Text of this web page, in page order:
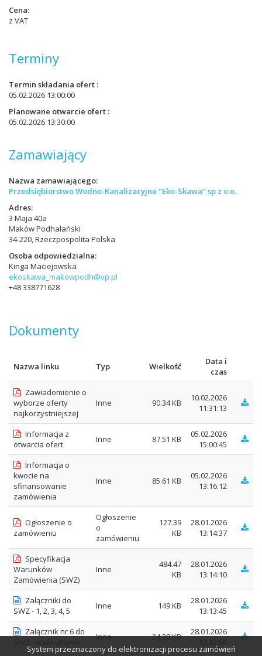
Cena
z VAT
Terminy
Termin składania ofert
05.02.2026 13:00:00
Planowane otwarcie ofert
05.02.2026 13:30:00
Zamawiający
Nazwa zamawiającego
Przedsiębiorstwo Wodno-Kanalizacyjne "Eko-Skawa" sp z o.o.
Adres
3 Maja 40a
Maków Podhalański
34-220, Rzeczpospolita Polska
Osoba odpowiedzialna
Kinga Maciejowska
ekoskawa_makowpodh@vp.pl
+48 338771628
Dokumenty
Nazwa linku Typ Wielkość
Data i
czas
Zawiadomienie o
wyborze oferty
najkorzystniejszej
Inne 90.34 KB
10.02.2026
11:31:13
Informacja z
otwarcia ofert
Inne 87.51 KB
05.02.2026
15:00:45
Informacja o
kwocie na
sfinansowanie
zamówienia
Inne 85.61 KB
05.02.2026
13:16:12
Ogłoszenie o
zamówieniu
Ogłoszenie
o
zamówieniu
127.39
KB
28.01.2026
13:14:37
Specyfikacja
Warunków
Zamówienia (SWZ)
Inne
484.47
KB
28.01.2026
13:14:10
Załączniki do
SWZ - 1, 2, 3, 4, 5
Inne 149 KB
28.01.2026
13:13:45
Załącznik nr 6 do
Inne 24.38 KB
28.01.2026
System przeznaczony do elektronizacji procesu zamówień